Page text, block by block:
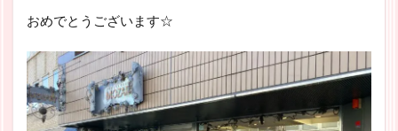
おめでとうございます☆